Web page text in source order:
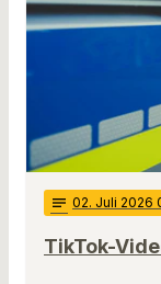
notes 02. Juli 2026
TikTok-